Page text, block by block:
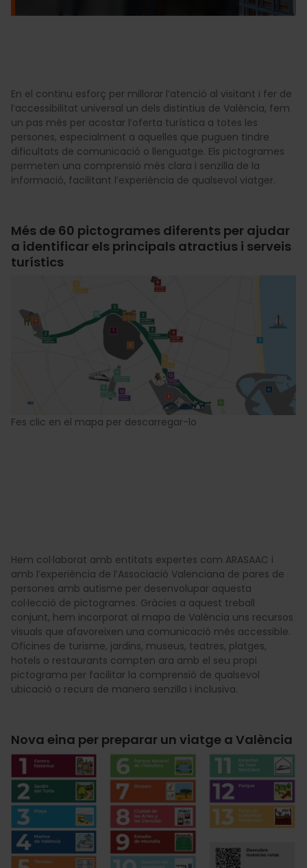
En el continu esforç per millorar l’atenció al visitant i fer de
l’accessibilitat universal un dels distintius de València, fem
un pas més per acostar l’oferta turística a totes les
persones, especialment a aquelles que puguen tindre
dificultats de comunicació o llenguatge. Els pictogrames
permeten una comprensió més clara i senzilla de la
informació, facilitant l’experiència de qualsevol viatger.
Més de 60 pictogrames diferents per ajudar
a identificar els principals atractius i serveis
turístics
Fes clic en el mapa per descarregar-lo
Hem col·laborat amb entitats expertes com ARASAAC i
amb l’experiència de l’Associació Valenciana de pares de
persones amb autisme per desenvolupar aquesta
col·lecció de pictogrames. Gràcies a aquest treball
conjunt, hem incorporat al mapa de València uns recursos
visuals que afavoreixen una comunicació més accessible.
Oficines de turisme, jardins, museus, teatres, platges,
hotels o restaurants compten ara amb el seu propi
pictograma per facilitar la comprensió de qualsevol
ubicació o recurs de manera senzilla i inclusiva.
Nova eina per preparar un viatge a València